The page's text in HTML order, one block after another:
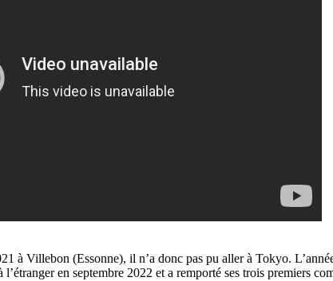
à Villebon (Essonne), il n’a donc pas pu aller à Tokyo.
l’étranger en septembre 2022 et a remporté ses trois premiers